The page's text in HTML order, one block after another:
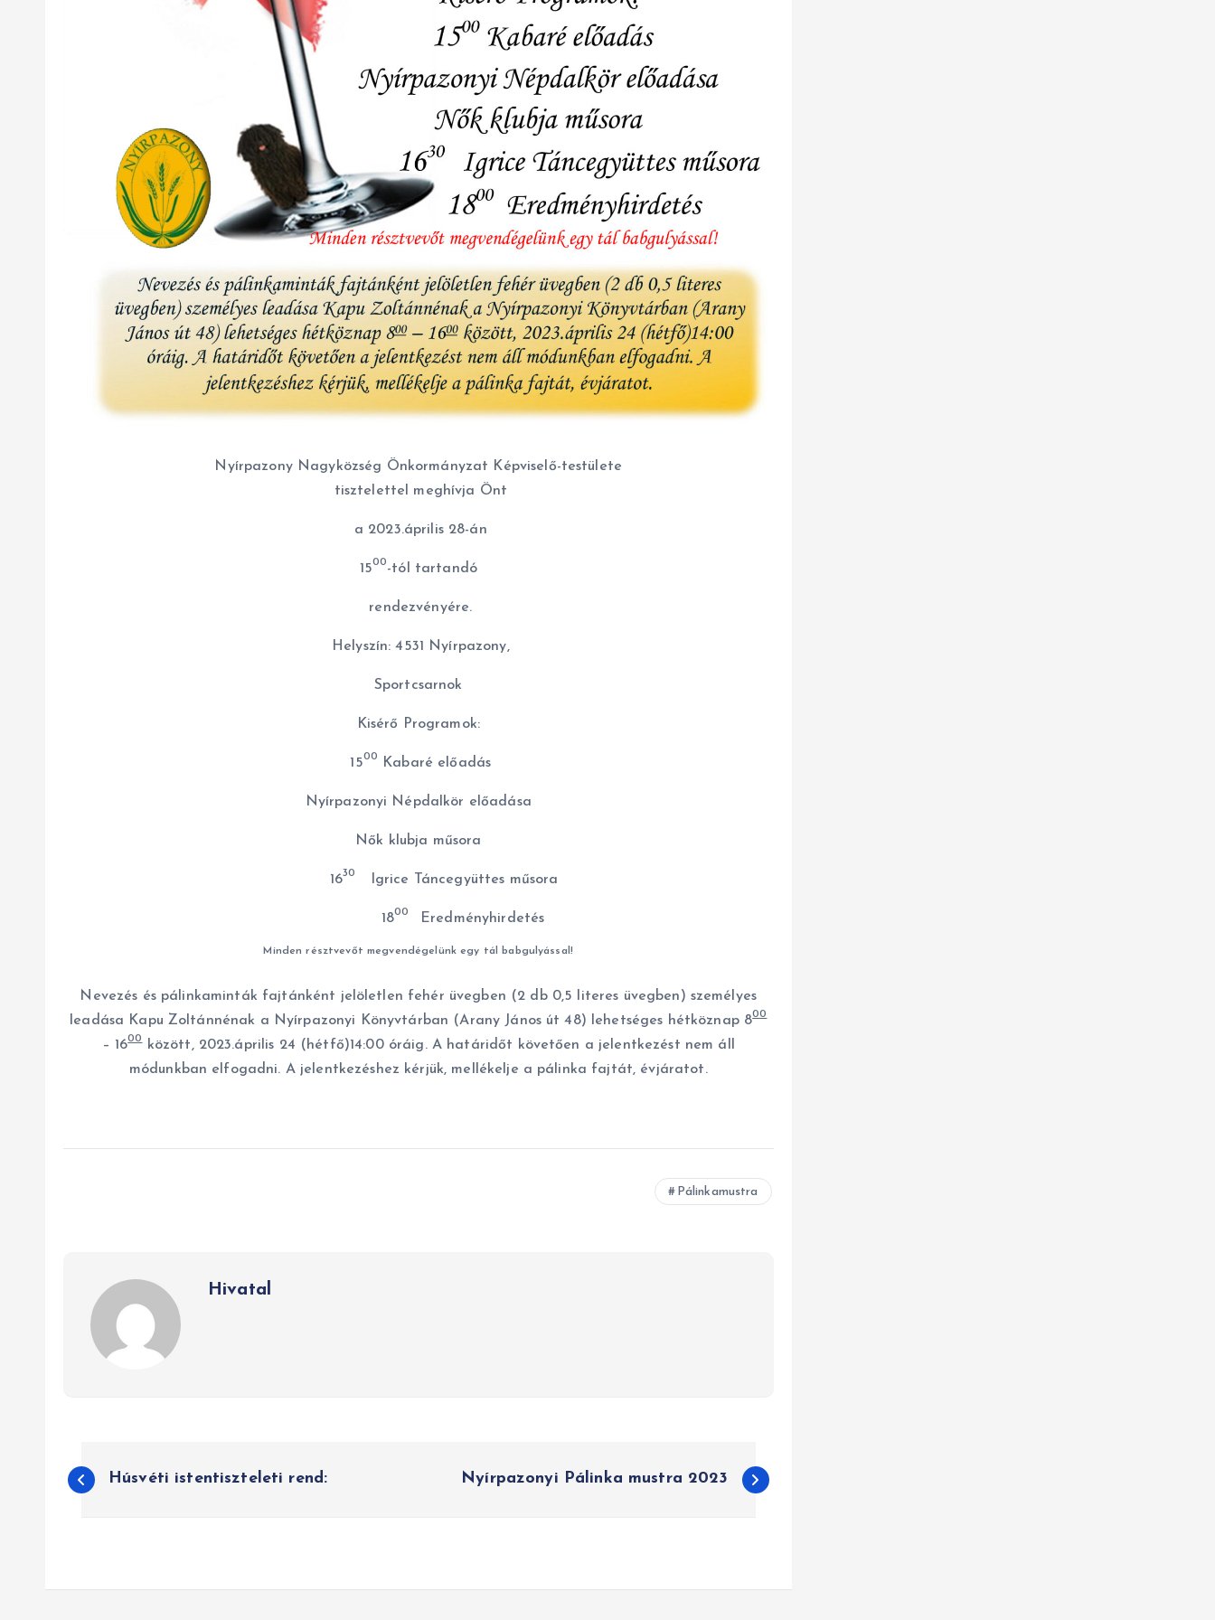
Nyírpazony Nagyközség Önkormányzat Képviselő-testülete
tisztelettel meghívja Önt
a 2023.április 28-án
1500-tól tartandó
rendezvényére.
Helyszín: 4531 Nyírpazony,
Sportcsarnok
Kisérő Programok:
1500 Kabaré előadás
Nyírpazonyi Népdalkör előadása
Nők klubja műsora
1630 Igrice Táncegyüttes műsora
1800 Eredményhirdetés
Minden résztvevőt megvendégelünk egy tál babgulyással!
Nevezés és pálinkaminták fajtánként jelöletlen fehér üvegben (2 db 0,5 literes üvegben) személyes
leadása Kapu Zoltánnénak a Nyírpazonyi Könyvtárban (Arany János út 48) lehetséges hétköznap 800
– 1600között, 2023.április 24 (hétfő)14:00 óráig. A határidőt követően a jelentkezést nem áll
módunkban elfogadni. A jelentkezéshez kérjük, mellékelje a pálinka fajtát, évjáratot.
Pálinkamustra
Hivatal
B
e
Húsvéti istentiszteleti rend: Nyírpazonyi Pálinka mustra 2023